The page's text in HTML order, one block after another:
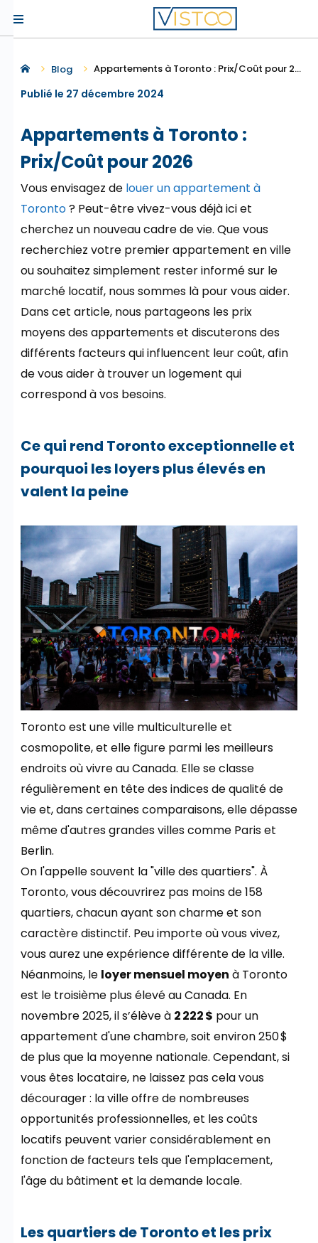
menu
Blog Appartements à Toronto : Prix/Coût pour 2026
Publié le 27 décembre 2024
Appartements à Toronto :
Prix/Coût pour 2026
Vous envisagez de louer un appartement à
Toronto? Peut-être vivez-vous déjà ici et
cherchez un nouveau cadre de vie. Que vous
recherchiez votre premier appartement en ville
ou souhaitez simplement rester informé sur le
marché locatif, nous sommes là pour vous aider.
Dans cet article, nous partageons les prix
moyens des appartements et discuterons des
différents facteurs qui influencent leur coût, afin
de vous aider à trouver un logement qui
correspond à vos besoins.
Ce qui rend Toronto exceptionnelle et
pourquoi les loyers plus élevés en
valent la peine
Toronto est une ville multiculturelle et
cosmopolite, et elle figure parmi les meilleurs
endroits où vivre au Canada. Elle se classe
régulièrement en tête des indices de qualité de
vie et, dans certaines comparaisons, elle dépasse
même d'autres grandes villes comme Paris et
Berlin.
On l'appelle souvent la "ville des quartiers". À
Toronto, vous découvrirez pas moins de 158
quartiers, chacun ayant son charme et son
caractère distinctif. Peu importe où vous vivez,
vous aurez une expérience différente de la ville.
Néanmoins, le loyer mensuel moyen à Toronto
est le troisième plus élevé au Canada. En
novembre 2025, il s’élève à 2 222 $ pour un
appartement d'une chambre, soit environ 250 $
de plus que la moyenne nationale. Cependant, si
vous êtes locataire, ne laissez pas cela vous
décourager : la ville offre de nombreuses
opportunités professionnelles, et les coûts
locatifs peuvent varier considérablement en
fonction de facteurs tels que l'emplacement,
l'âge du bâtiment et la demande locale.
Les quartiers de Toronto et les prix